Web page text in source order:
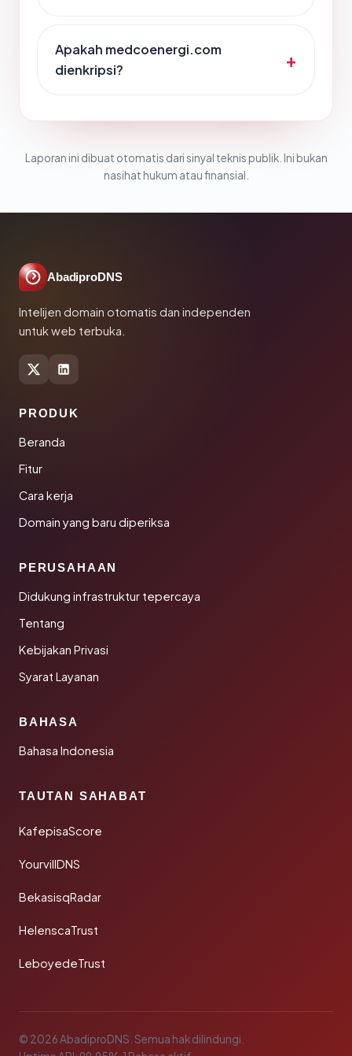
Apakah medcoenergi.com
dienkripsi?
Laporan ini dibuat otomatis dari sinyal teknis publik. Ini bukan
nasihat hukum atau finansial.
AbadiproDNS
Intelijen domain otomatis dan independen
untuk web terbuka.
PRODUK
Beranda
Fitur
Cara kerja
Domain yang baru diperiksa
PERUSAHAAN
Didukung infrastruktur tepercaya
Tentang
Kebijakan Privasi
Syarat Layanan
BAHASA
Bahasa Indonesia
TAUTAN SAHABAT
KafepisaScore
YourvillDNS
BekasisqRadar
HelenscaTrust
LeboyedeTrust
© 2026 AbadiproDNS. Semua hak dilindungi.